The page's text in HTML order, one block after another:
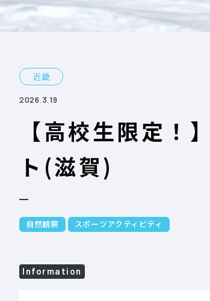
近畿
2026.3.19
【高校生限定！
ト(滋賀)
自然観察 スポーツアクティビティ
Information